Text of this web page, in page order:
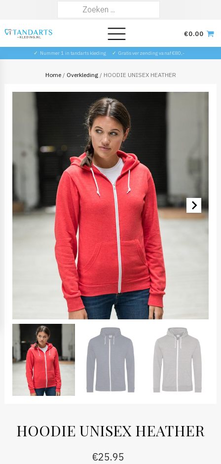
€0.00
✓ Nummer 1 in tandarts kleding ✓ Gratis verzending vanaf €80,-
Home/ Overkleding/ HOODIE UNISEX HEATHER
HOODIE UNISEX HEATHER
€25.95